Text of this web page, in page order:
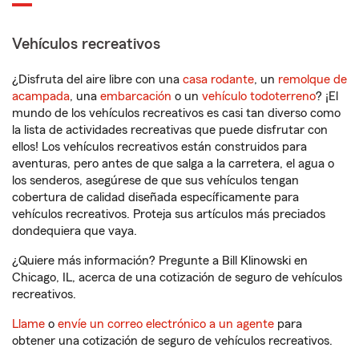
Vehículos recreativos
¿Disfruta del aire libre con una casa rodante, un remolque de
acampada, una embarcación o un vehículo todoterreno? ¡El
mundo de los vehículos recreativos es casi tan diverso como
la lista de actividades recreativas que puede disfrutar con
ellos! Los vehículos recreativos están construidos para
aventuras, pero antes de que salga a la carretera, el agua o
los senderos, asegúrese de que sus vehículos tengan
cobertura de calidad diseñada específicamente para
vehículos recreativos. Proteja sus artículos más preciados
dondequiera que vaya.
¿Quiere más información? Pregunte a Bill Klinowski en
Chicago, IL, acerca de una cotización de seguro de vehículos
recreativos.
Llame o envíe un correo electrónico a un agente para
obtener una cotización de seguro de vehículos recreativos.